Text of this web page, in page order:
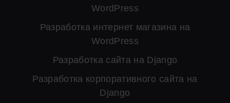
WordPress
Разработка интернет магазина на
WordPress
Разработка сайта на Django
Разработка корпоративного сайта на
Django